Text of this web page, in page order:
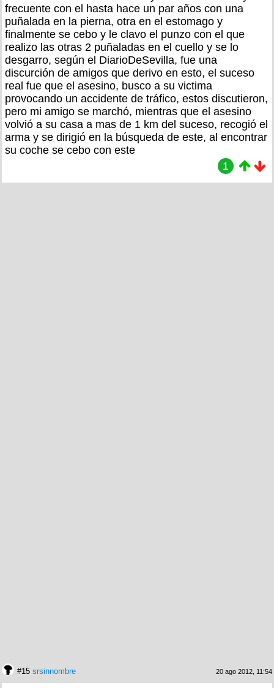
frecuente con el hasta hace un par años con una
puñalada en la pierna, otra en el estomago y
finalmente se cebo y le clavo el punzo con el que
realizo las otras 2 puñaladas en el cuello y se lo
desgarro, según el DiarioDeSevilla, fue una
discurción de amigos que derivo en esto, el suceso
real fue que el asesino, busco a su victima
provocando un accidente de tráfico, estos discutieron,
pero mi amigo se marchó, mientras que el asesino
volvió a su casa a mas de 1 km del suceso, recogió el
arma y se dirigió en la búsqueda de este, al encontrar
su coche se cebo con este
1
#15 srsinnombre 20 ago 2012, 11:54